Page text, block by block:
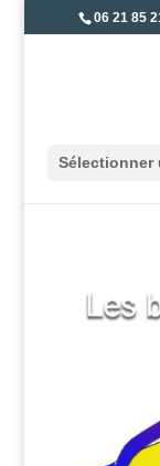
06 21 85
Sélectionner